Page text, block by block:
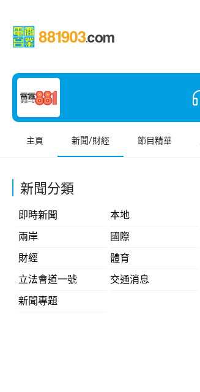
主頁 新聞/財經 節目精華
新聞分類
即時新聞
本地
兩岸
國際
財經
體育
立法會道一號
交通消息
新聞專題